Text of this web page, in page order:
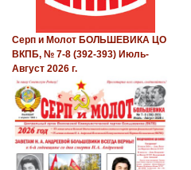
Серп и Молот БОЛЬШЕВИКА ЦО
ВКПБ, № 7-8 (392-393) Июль-
Август 2026 г.